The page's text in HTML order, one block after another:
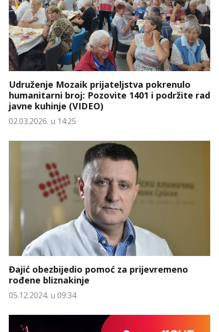
Udruženje Mozaik prijateljstva pokrenulo
humanitarni broj: Pozovite 1401 i podržite rad
javne kuhinje (VIDEO)
02.03.2026. u 14:25
Đajić obezbijedio pomoć za prijevremeno
rođene bliznakinje
05.12.2024. u 09:34